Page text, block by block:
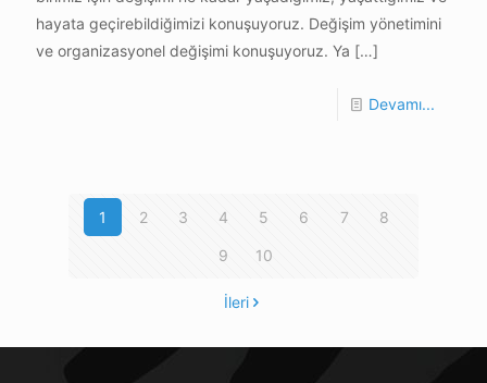
hayata geçirebildiğimizi konuşuyoruz. Değişim yönetimini
ve organizasyonel değişimi konuşuyoruz. Ya […]
Devamı...
1 2 3 4 5 6 7 8
9 10
İleri